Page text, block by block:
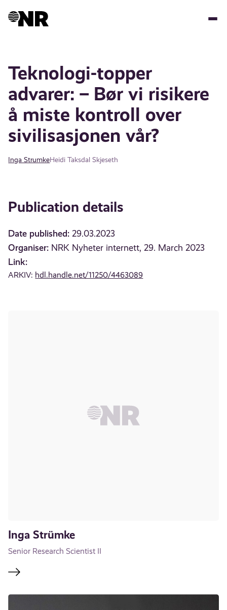
Teknologi-topper
advarer: – Bør vi risikere
å miste kontroll over
sivilisasjonen vår?
Inga StrumkeHeidi Taksdal Skjeseth
Publication details
Date published: 29.03.2023
Organiser: NRK Nyheter internett, 29. March 2023
Link:
ARKIV: hdl.handle.net/11250/4463089
Inga Strümke
Senior Research Scientist II